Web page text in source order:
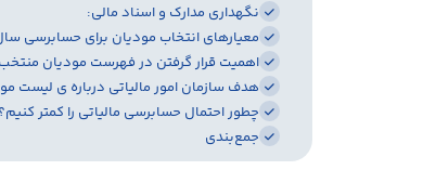
نگهداری مدارک و اسناد مالی:
معیارهای انتخاب مودیان برای حسابرسی سال
اهمیت قرار گرفتن در فهرست مودیان منتخب
هدف سازمان امور مالیاتی درباره ی لیست
چطور احتمال حسابرسی مالیاتی را کمتر کنیم؟
جمع‌بندی